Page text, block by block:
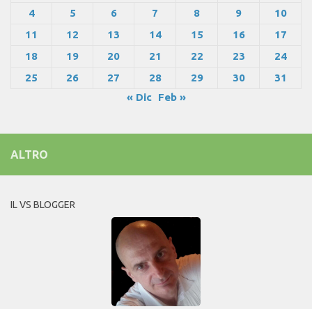
4
5 6 7 8 9
10
11
12 13 14 15 16
17
18
19 20 21 22 23
24
25
26 27 28 29 30
31
« Dic
Feb »
ALTRO
IL VS BLOGGER